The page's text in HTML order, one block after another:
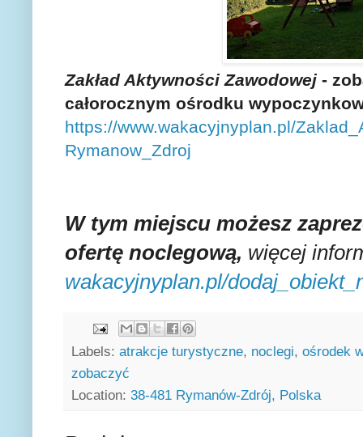
Zakład Aktywności Zawodowej -
całorocznym ośrodku
https://www.wakacyjnyplan.pl/
Rymanow_Zdroj
W tym miejscu możesz
ofertę noclegową, więcej
wakacyjnyplan.pl/
Labels: atrakcje turystyczne, noclegi, ośrodek
zobaczyć
Location: 38-481 Rymanów-Zdrój, Polska